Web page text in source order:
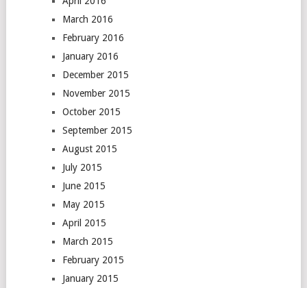
March 2016
February 2016
January 2016
December 2015
November 2015
October 2015
September 2015
August 2015
July 2015
June 2015
May 2015
April 2015
March 2015
February 2015
January 2015